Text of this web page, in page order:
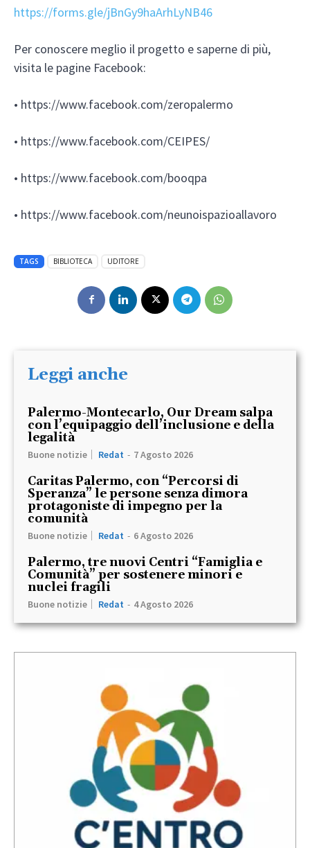
https://forms.gle/jBnGy9haArhLyNB46
Per conoscere meglio il progetto e saperne di più,
visita le pagine Facebook:
• https://www.facebook.com/zeropalermo
• https://www.facebook.com/CEIPES/
• https://www.facebook.com/booqpa
• https://www.facebook.com/neunoispazioallavoro
TAGS BIBLIOTECA UDITORE
Leggi anche
Palermo-Montecarlo, Our Dream salpa
con l’equipaggio dell’inclusione e della
legalità
Buone notizie Redat - 7 Agosto 2026
Caritas Palermo, con “Percorsi di
Speranza” le persone senza dimora
protagoniste di impegno per la
comunità
Buone notizie Redat - 6 Agosto 2026
Palermo, tre nuovi Centri “Famiglia e
Comunità” per sostenere minori e
nuclei fragili
Buone notizie Redat - 4 Agosto 2026